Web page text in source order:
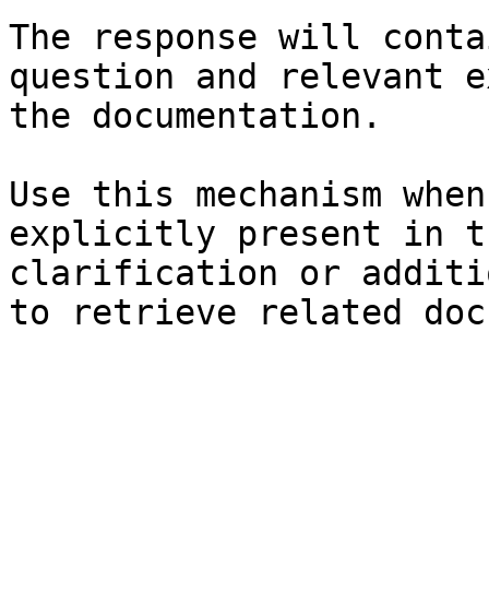
The response will
question and relevant
the documentation.
Use this mechanism
explicitly present in
clarification or